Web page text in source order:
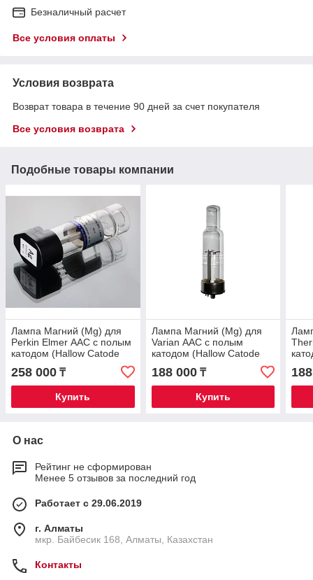
Безналичный расчет
Все условия оплаты
Условия возврата
Возврат товара в течение 90 дней за счет покупателя
Все условия возврата
Подобные товары компании
Лампа Магний (Mg) для
Perkin Elmer ААС с полым
катодом (Hallow Catode
258 000 ₸
Купить
Лампа Магний (Mg) для
Varian ААС с полым
катодом (Hallow Catode
188 000₸
Купить
О нас
Рейтинг не сформирован
Менее 5 отзывов за последний год
Работает с 29.06.2019
г. Алматы
мкр. Байбесик 168, Алматы, Казахстан
Контакты